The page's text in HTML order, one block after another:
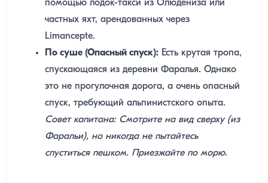
помощью лодок-такси из Олюдениза или
частных яхт, арендованных через
Limancepte.
По суше (Опасный спуск): Есть крутая тропа,
спускающаяся из деревни Фаралья. Однако
это не прогулочная дорога, а очень опасный
спуск, требующий альпинистского опыта.
Совет капитана: Смотрите на вид сверху (из
Фаральи), но никогда не пытайтесь
спуститься пешком. Приезжайте по морю.